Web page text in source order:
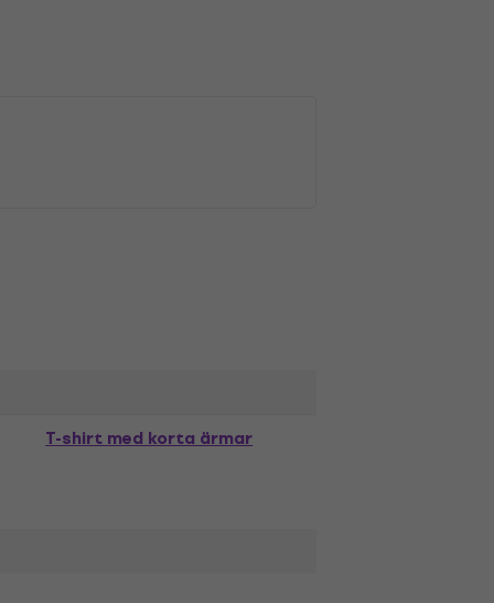
T-shirt med korta ärmar